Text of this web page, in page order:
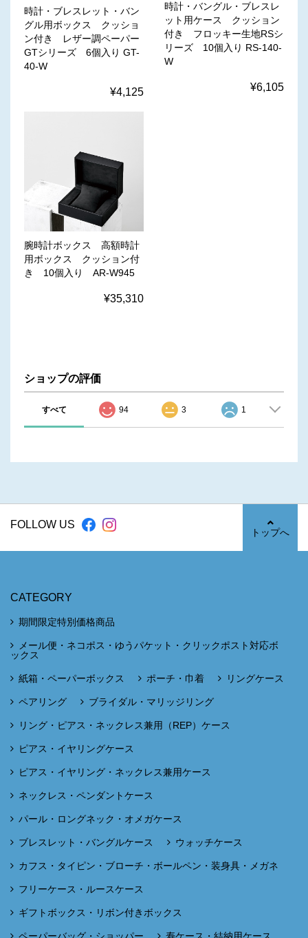
時計・ブレスレット・バン
グル用ボックス クッショ
ン付き レザー調ペーパー
GTシリーズ 6個入り GT-
40-W
¥4,125
時計・バングル・ブレスレ
ット用ケース クッション
付き フロッキー生地RSシ
リーズ 10個入り RS-140-
W
¥6,105
腕時計ボックス 高額時計
用ボックス クッション付
き 10個入り AR-W945
¥35,310
ショップの評価
すべて 94 3 1
FOLLOW US
トップへ
CATEGORY
期間限定特別価格商品
メール便・ネコポス・ゆうパケット・クリックポスト対応ボ
ックス
紙箱・ペーパーボックス ポーチ・巾着 リングケース
ペアリング ブライダル・マリッジリング
リング・ピアス・ネックレス兼用（REP）ケース
ピアス・イヤリングケース
ピアス・イヤリング・ネックレス兼用ケース
ネックレス・ペンダントケース
パール・ロングネック・オメガケース
ブレスレット・バングルケース ウォッチケース
カフス・タイピン・ブローチ・ボールペン・装身具・メガネ
フリーケース・ルースケース
ギフトボックス・リボン付きボックス
ペーパーバッグ・ショッパー 寿ケース・結納用ケース